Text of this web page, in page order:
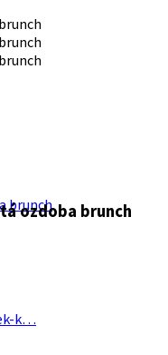
ozdoba brunch
k…